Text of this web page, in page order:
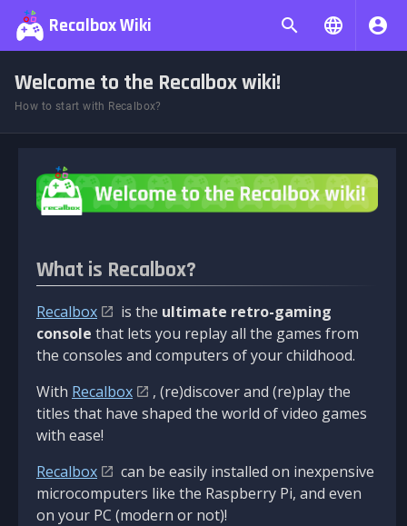
Recalbox Wiki
Welcome to the Recalbox wiki!
How to start with Recalbox?
What is Recalbox?
Recalbox is the ultimate retro-gaming
console that lets you replay all the games from
the consoles and computers of your childhood.
With Recalbox
, (re)discover and (re)play the
titles that have shaped the world of video games
with ease!
Recalbox
can be easily installed on inexpensive
microcomputers like the Raspberry Pi, and even
on your PC (modern or not)!